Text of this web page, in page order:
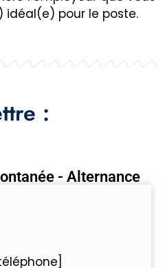
pour le poste.
:
- Alternance